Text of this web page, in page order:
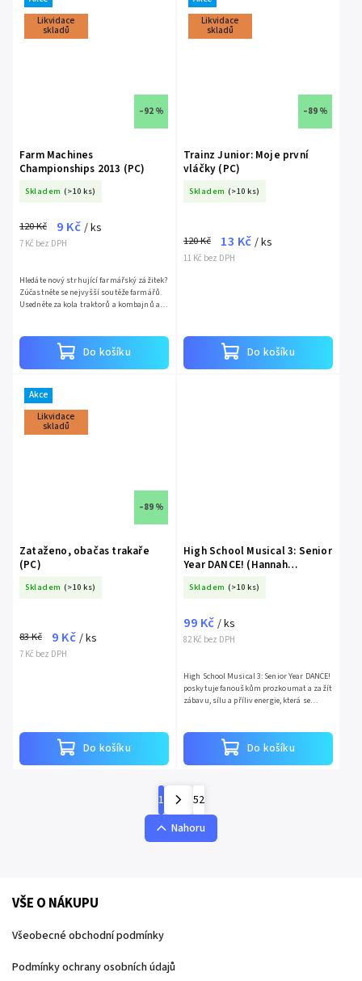
Likvidace
skladů
–92 %
Farm Machines
Championships 2013 (PC)
Skladem (>10 ks)
7 Kč bez DPH
120 Kč 9 Kč / ks
Do košíku
Hledáte nový strhující farmářský zážitek?
Zúčastněte se nejvyšší soutěže farmářů.
Usedněte za kola traktorů a kombajnů a
Likvidace
skladů
–89 %
Trainz Junior: Moje první
vláčky (PC)
Skladem (>10 ks)
11 Kč bez DPH
120 Kč 13 Kč / ks
Do košíku
Akce
Likvidace
skladů
–89 %
Zataženo, obačas trakaře
(PC)
Skladem (>10 ks)
7 Kč bez DPH
83 Kč 9 Kč / ks
Do košíku
High School Musical 3: Senior
Year DANCE! (Hannah
Skladem (>10 ks)
82 Kč bez DPH
99 Kč / ks
Do košíku
High School Musical 3: Senior Year DANCE!
poskytuje fanouškům prozkoumat a zažít
zábavu, sílu a příliv energie, která se
1
52
Nahoru
VŠE O NÁKUPU
Všeobecné obchodní podmínky
Podmínky ochrany osobních údajů